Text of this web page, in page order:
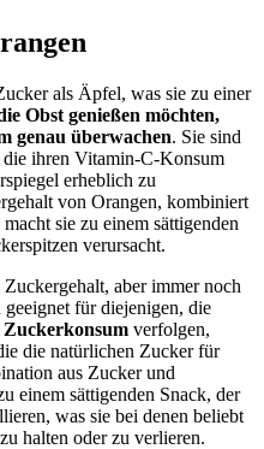
als Äpfel, was sie zu einer
Obst genießen möchten,
genau überwachen. Sie sind
die ihren Vitamin-C-Konsum
erheblich zu
von Orangen, kombiniert
sie zu einem sättigenden
verursacht.
aber immer noch
für diejenigen, die
Zuckerkonsum verfolgen,
die natürlichen Zucker für
aus Zucker und
einem sättigenden Snack, der
was sie bei denen beliebt
halten oder zu verlieren.